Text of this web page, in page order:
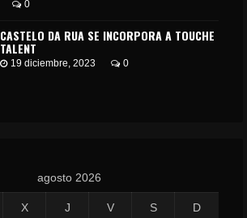
0
CASTELO DA RUA SE INCORPORA A TOUCHE
TALENT
19 diciembre, 2023 0
agosto 2026
X J V S D